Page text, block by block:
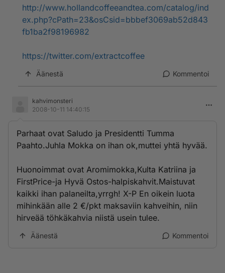
http://www.hollandcoffeeandtea.com/catalog/ind
ex.php?cPath=23&osCsid=bbbef3069ab52d843
fb1ba2f98196982
https://twitter.com/extractcoffee
Äänestä Kommentoi
kahvimonsteri
2008-10-11 14:40:15
Parhaat ovat Saludo ja Presidentti Tumma
Paahto.Juhla Mokka on ihan ok,muttei yhtä hyvää.
Huonoimmat ovat Aromimokka,Kulta Katriina ja
FirstPrice-ja Hyvä Ostos-halpiskahvit.Maistuvat
kaikki ihan palaneilta,yrrgh! X-P En oikein luota
mihinkään alle 2 €/pkt maksaviin kahveihin, niin
hirveää töhkäkahvia niistä usein tulee.
Äänestä Kommentoi